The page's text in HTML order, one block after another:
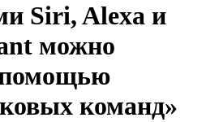
Siri, Alexa и
можно
помощью
команд»